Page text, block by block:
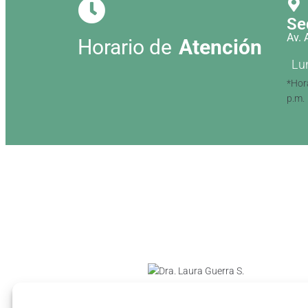
Horario de Atención Av.
p.m.